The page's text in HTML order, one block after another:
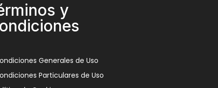
y
Generales de Uso
Particulares de Uso